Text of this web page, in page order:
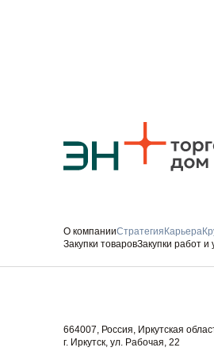
О компанииСтратегия Карьера
Закупки товаровЗакупки работ и
664007, Россия, Иркутская
г. Иркутск, ул. Рабочая, 22